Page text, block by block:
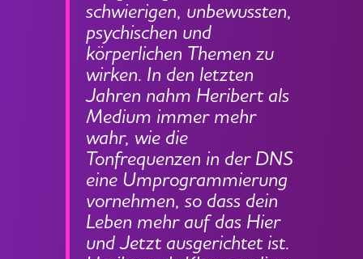
schwierigen, unbewussten,
psychischen und
körperlichen Themen zu
wirken. In den letzten
Jahren nahm Heribert als
Medium immer mehr
wahr, wie die
Tonfrequenzen in der DNS
eine Umprogrammierung
vornehmen, so dass dein
Leben mehr auf das Hier
und Jetzt ausgerichtet ist.